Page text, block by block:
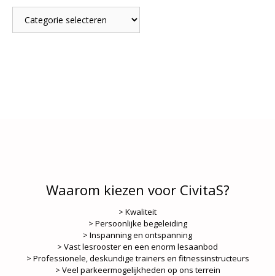
Waarom kiezen voor CivitaS?
> Kwaliteit
> Persoonlijke begeleiding
> Inspanning en ontspanning
> Vast lesrooster en een enorm lesaanbod
> Professionele, deskundige trainers en fitnessinstructeurs
> Veel parkeermogelijkheden op ons terrein